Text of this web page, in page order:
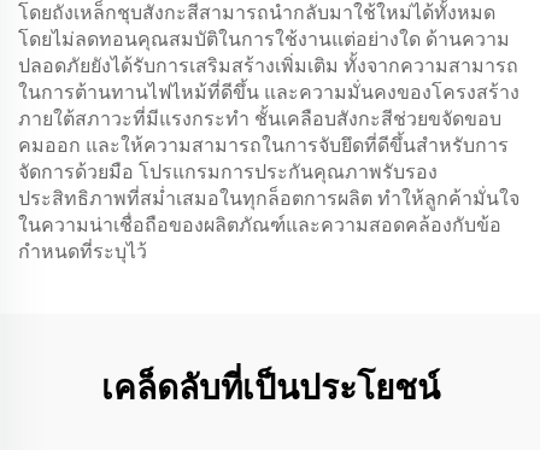
โดยถังเหล็กชุบสังกะสีสามารถนำกลับมาใช้ใหม่ได้ทั้งหมด
โดยไม่ลดทอนคุณสมบัติในการใช้งานแต่อย่างใด ด้านความ
ปลอดภัยยังได้รับการเสริมสร้างเพิ่มเติม ทั้งจากความสามารถ
ในการต้านทานไฟไหม้ที่ดีขึ้น และความมั่นคงของโครงสร้าง
ภายใต้สภาวะที่มีแรงกระทำ ชั้นเคลือบสังกะสีช่วยขจัดขอบ
คมออก และให้ความสามารถในการจับยึดที่ดีขึ้นสำหรับการ
จัดการด้วยมือ โปรแกรมการประกันคุณภาพรับรอง
ประสิทธิภาพที่สม่ำเสมอในทุกล็อตการผลิต ทำให้ลูกค้ามั่นใจ
ในความน่าเชื่อถือของผลิตภัณฑ์และความสอดคล้องกับข้อ
กำหนดที่ระบุไว้
เคล็ดลับที่เป็นประโยชน์